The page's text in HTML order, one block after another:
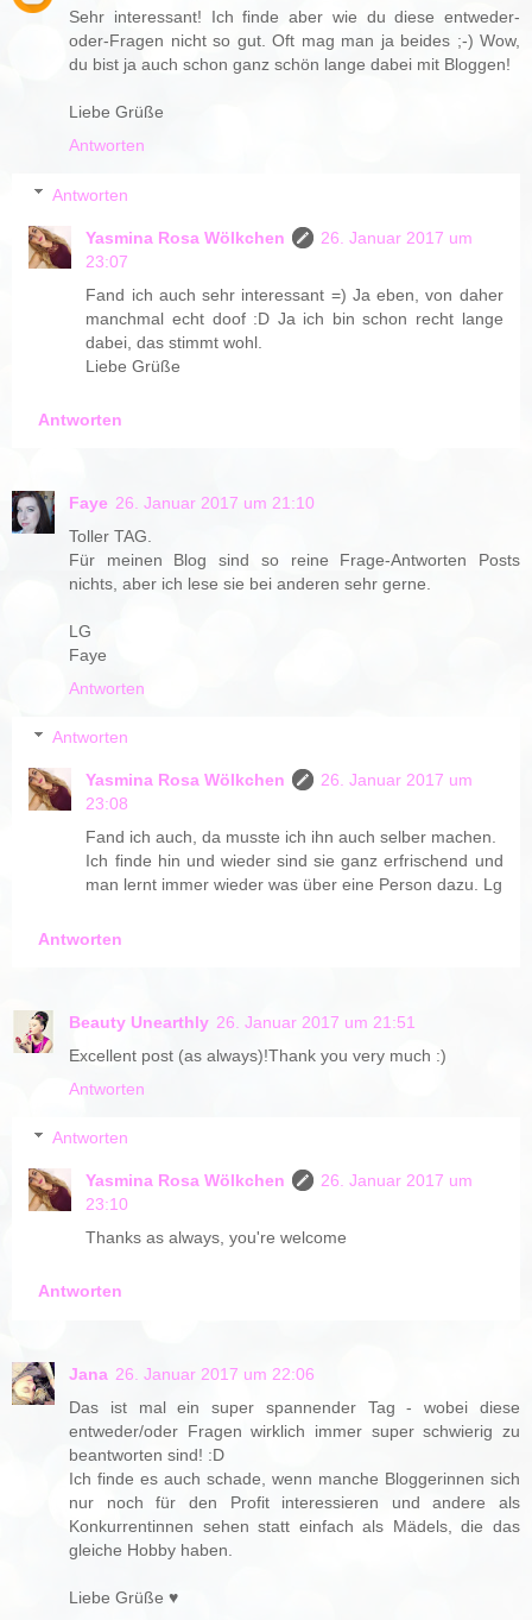
Sehr interessant! Ich finde aber wie du diese entweder-
oder-Fragen nicht so gut. Oft mag man ja beides ;-) Wow,
du bist ja auch schon ganz schön lange dabei mit Bloggen!
Liebe Grüße
Antworten
Antworten
Yasmina Rosa Wölkchen
26. Januar 2017 um
23:07
Fand ich auch sehr interessant =) Ja eben, von daher
manchmal echt doof :D Ja ich bin schon recht lange
dabei, das stimmt wohl.
Liebe Grüße
Antworten
Faye 26. Januar 2017 um 21:10
Toller TAG.
Für meinen Blog sind so reine Frage-Antworten Posts
nichts, aber ich lese sie bei anderen sehr gerne.
LG
Faye
Antworten
Antworten
Yasmina Rosa Wölkchen
26. Januar 2017 um
23:08
Fand ich auch, da musste ich ihn auch selber machen.
Ich finde hin und wieder sind sie ganz erfrischend und
man lernt immer wieder was über eine Person dazu. Lg
Antworten
Beauty Unearthly 26. Januar 2017 um 21:51
Excellent post (as always)!Thank you very much :)
Antworten
Antworten
Yasmina Rosa Wölkchen
26. Januar 2017 um
23:10
Thanks as always, you're welcome
Antworten
Jana 26. Januar 2017 um 22:06
Das ist mal ein super spannender Tag - wobei diese
entweder/oder Fragen wirklich immer super schwierig zu
beantworten sind! :D
Ich finde es auch schade, wenn manche Bloggerinnen sich
nur noch für den Profit interessieren und andere als
Konkurrentinnen sehen statt einfach als Mädels, die das
gleiche Hobby haben.
Liebe Grüße ♥